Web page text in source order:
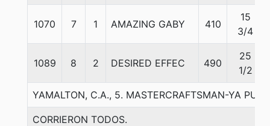
1070 7 1 AMAZING GABY 410
15
3/4
1089 8 2 DESIRED EFFEC 490
25
1/2
YAMALTON, C.A., 5. MASTERCRAFTSMAN-YA
CORRIERON TODOS.